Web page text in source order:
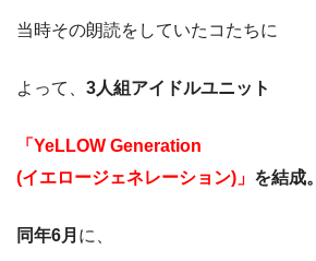
当時その朗読をしていたコたちに
よって、 3人組アイドルユニット
「YeLLOW Generation
(イエロージェネレーション)」 を結成。
同年6月 に、